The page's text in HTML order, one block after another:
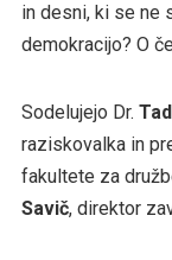
in desni, ki se ne
demokracijo? O
Sodelujejo Dr.
raziskovalka in
fakultete za
Savič, direktor